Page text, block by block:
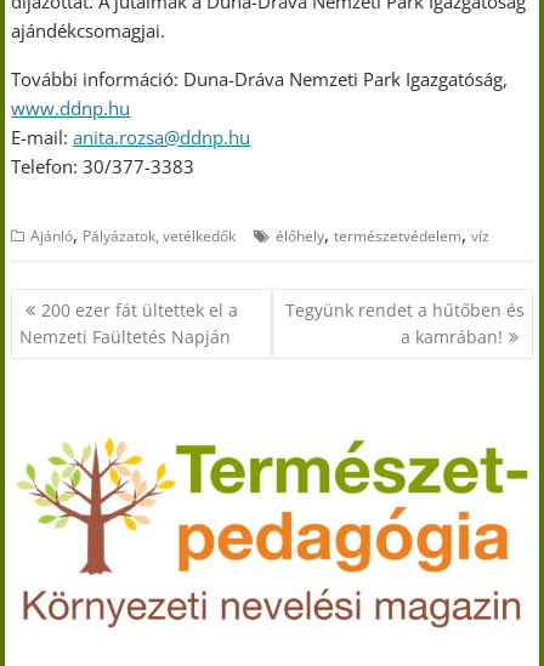
ajándékcsomagjai.
További információ: Duna-Dráva Nemzeti Park Igazgatóság,
www.ddnp.hu
E-mail:anita.rozsa@ddnp.hu
Telefon: 30/377-3383
Ajánló, Pályázatok, vetélkedők élőhely,természetvédelem,víz
Bejegyzés
navigáció
200 ezer fát ültettek el a
Nemzeti Faültetés Napján
Tegyünk rendet a hűtőben és
a kamrában!